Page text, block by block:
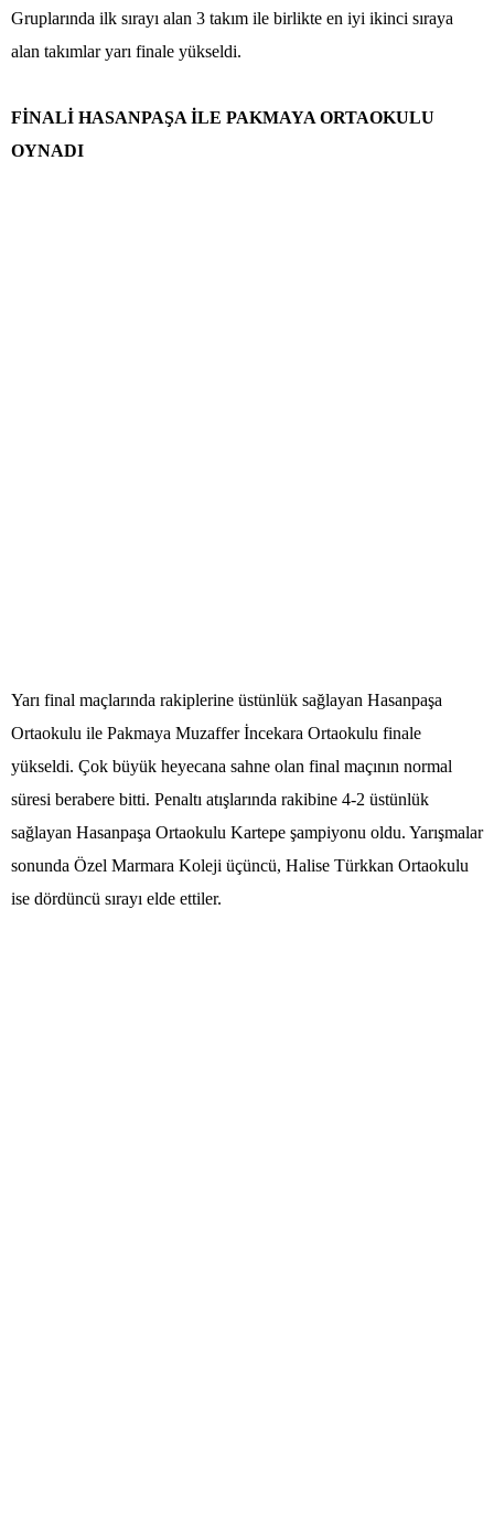
Gruplarında ilk sırayı alan 3 takım ile birlikte en iyi ikinci sıraya
alan takımlar yarı finale yükseldi.
FİNALİ HASANPAŞA İLE PAKMAYA ORTAOKULU
OYNADI
Yarı final maçlarında rakiplerine üstünlük sağlayan Hasanpaşa
Ortaokulu ile Pakmaya Muzaffer İncekara Ortaokulu finale
yükseldi. Çok büyük heyecana sahne olan final maçının normal
süresi berabere bitti. Penaltı atışlarında rakibine 4-2 üstünlük
sağlayan Hasanpaşa Ortaokulu Kartepe şampiyonu oldu. Yarışmalar
sonunda Özel Marmara Koleji üçüncü, Halise Türkkan Ortaokulu
ise dördüncü sırayı elde ettiler.